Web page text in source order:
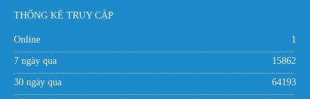
THỐNG KÊ TRUY CẬP
Online 1
7 ngày qua 15862
30 ngày qua 64193